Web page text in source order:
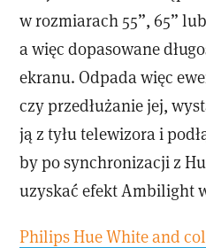
w rozmiarach 55”, 65”
a więc dopasowane
ekranu. Odpada więc
czy przedłużanie jej,
ją z tyłu telewizora i
by po synchronizacji z
uzyskać efekt Ambilight
Philips Hue White and